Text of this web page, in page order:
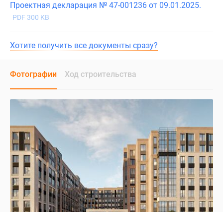
Проектная декларация № 47-001236 от 09.01.2025.
PDF 300 KB
Хотите получить все документы сразу?
Фотографии Ход строительства